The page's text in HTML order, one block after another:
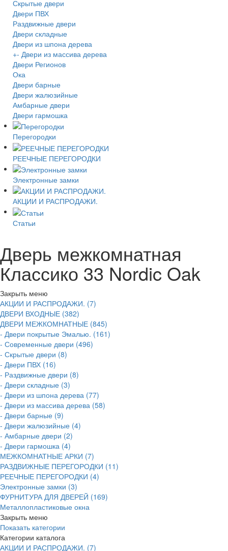
Скрытые двери
Двери ПВХ
Раздвижные двери
Двери складные
Двери из шпона дерева
+- Двери из массива дерева
Двери Регионов
Ока
Двери барные
Двери жалюзийные
Амбарные двери
Двери гармошка
Перегородки
РЕЕЧНЫЕ ПЕРЕГОРОДКИ
Электронные замки
АКЦИИ И РАСПРОДАЖИ.
Статьи
Дверь межкомнатная
Классико 33 Nordic Oak
Закрыть меню
АКЦИИ И РАСПРОДАЖИ. (7)
ДВЕРИ ВХОДНЫЕ (382)
ДВЕРИ МЕЖКОМНАТНЫЕ (845)
- Двери покрытые Эмалью. (161)
- Современные двери (496)
- Скрытые двери (8)
- Двери ПВХ (16)
- Раздвижные двери (8)
- Двери складные (3)
- Двери из шпона дерева (77)
- Двери из массива дерева (58)
- Двери барные (9)
- Двери жалюзийные (4)
- Амбарные двери (2)
- Двери гармошка (4)
МЕЖКОМНАТНЫЕ АРКИ (7)
РАЗДВИЖНЫЕ ПЕРЕГОРОДКИ (11)
РЕЕЧНЫЕ ПЕРЕГОРОДКИ (4)
Электронные замки (3)
ФУРНИТУРА ДЛЯ ДВЕРЕЙ (169)
Металлопластиковые окна
Закрыть меню
Показать категории
Категории каталога
АКЦИИ И РАСПРОДАЖИ. (7)